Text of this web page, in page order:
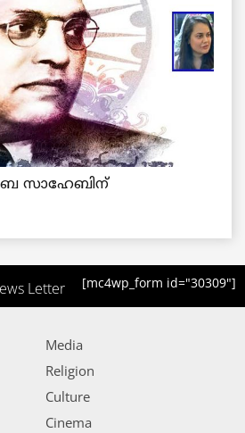
സാഹേബിന്
Letter [mc4wp_form id="30309"]
Media
Religion
Culture
Cinema